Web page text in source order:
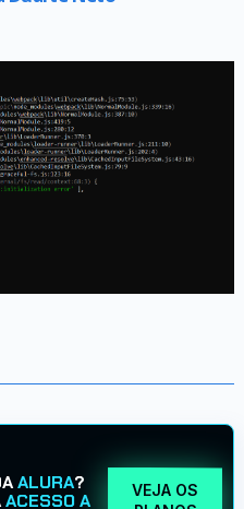
ALURA?
ACESSO A
VEJA OS